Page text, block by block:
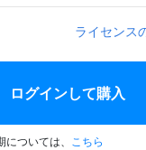
ライセンス
ログインして購入
ついては、 こちら